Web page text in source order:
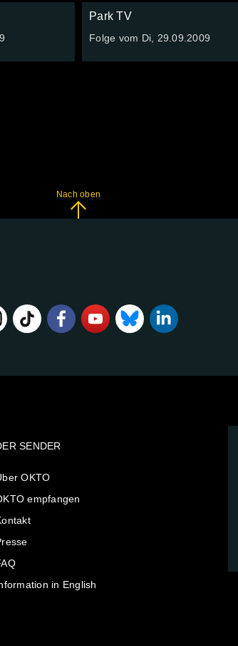
Park TV
Folge vom Di, 29.09.2009
Nach oben
SENDER
OKTO
empfangen
in English